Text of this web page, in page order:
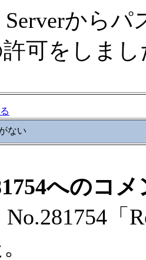
Serverから
可をしまし
ない
へのコメ
No.281754「